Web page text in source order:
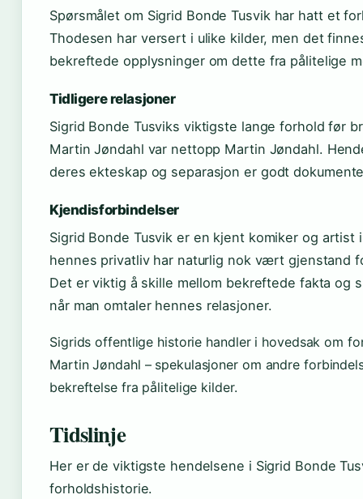
Spørsmålet om Sigrid Bonde Tusvik har hatt et
Thodesen har versert i ulike kilder, men det
bekreftede opplysninger om dette fra pålitelige
Tidligere relasjoner
Sigrid Bonde Tusviks viktigste lange forhold før
Martin Jøndahl var nettopp Martin Jøndahl.
deres ekteskap og separasjon er godt
Kjendisforbindelser
Sigrid Bonde Tusvik er en kjent komiker og artist
hennes privatliv har naturlig nok vært gjenstand
Det er viktig å skille mellom bekreftede fakta og
når man omtaler hennes relasjoner.
Sigrids offentlige historie handler i hovedsak om
Martin Jøndahl – spekulasjoner om andre
bekreftelse fra pålitelige kilder.
Tidslinje
Her er de viktigste hendelsene i Sigrid Bonde
forholdshistorie.